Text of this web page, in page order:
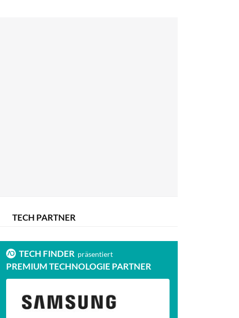
TECH PARTNER
TECH FINDER präsentiert
PREMIUM TECHNOLOGIE PARTNER